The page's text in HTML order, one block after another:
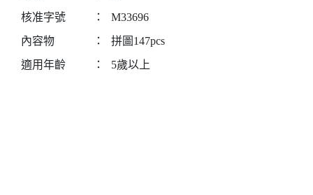
核准字號
：
M33696
內容物
：
拼圖147pcs
適用年齡
： 5歲以上